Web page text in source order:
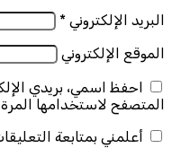
البريد الإلكتروني *
الموقع الإلكتروني
احفظ اسمي، بريدي
المتصفح لاستخدامها
أعلمني بمتابعة